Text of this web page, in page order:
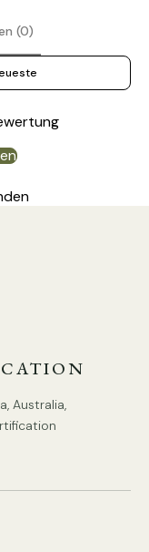
Messing und Weiß.
und maximal
(0)
by
Australia,